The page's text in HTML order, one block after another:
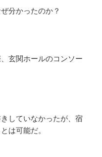
分かったのか？
玄関ホールのコンソー
していなかったが、宿
は可能だ。